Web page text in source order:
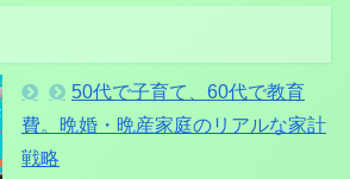
50代で子育て、60代で教育
費。晩婚・晩産家庭のリアルな家計
戦略